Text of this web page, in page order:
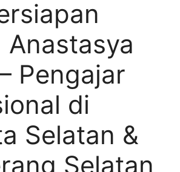
Anastasya
Pengajar
di
Selatan &
Selatan